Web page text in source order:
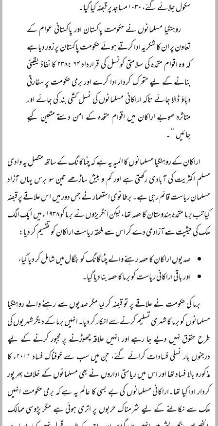
سکول جلائے گئے، ۱۰۳۰ مساجد پر قبضہ کیا گیا۔
روہنگیا مسلمانوں نے حکومت پاکستان اور پاکستانی عوام کے
تعاون پر ان کا شکریہ ادا کرتے ہوئے حکومت پاکستان پر زور دیا ہے
کہ وہ اقوام متحدہ کی سلامتی کونسل کی قرارداد ۶۴ :۲۳۸ کا نفاذ یقینی
بنانے کے لیے متحرک کردار ادا کرے اور برمی حکومت پر سفارتی
دباؤ ڈالا جائے تاکہ اراکانی مسلمانوں کی نسل کشی بند کی جائے اور
متاثرہ صوبے اراکان میں اقوام متحدہ کے امن دستے متعین کیے
جائیں ‘‘۔
اراکان کے روہنگیا مسلمانوں کا المیہ یہ ہے کہ چٹاگانگ کے ساتھ متصل یہ وادی
مسلم اکثریت کی آبادی رکھتی ہے اور کم و بیش ساڑھے تین سو برس یہاں آزاد
مسلمان ریاست قائم رہی ہے۔ برطانوی استعمار نے جس دور میں اس علاقے پر قبضہ
کیا تب برما متحدہ ہندوستان کا حصہ تھا، لیکن انگریزوں نے برما کو ۱۹۳۸ء میں ایک الگ
ملک کی حیثیت سے آزادی دے کر اس سے ملحقہ ریاست اراکان کو تقسیم کر دیا:
صدیوں اراکان کا حصہ رہنے والے چٹاگانگ کو بنگال میں شامل کر دیا گیا،
اور باقی اراکانی ریاست کو برما کا حصہ بنا دیا گیا۔
برما کی حکومت نے علاقے پر تو قبضہ کر لیا مگر صدیوں سے رہنے والے روہنگیا
مسلمانوں کو برما کا شہری تسلیم کرنے سے انکار کر دیا۔ انہیں برما کے دیگر شہریوں کی
طرح حقوق نہیں دیے جا رہے اور انہیں علاقہ چھوڑنے پر مجبور کرنے کے لیے
درجنوں بار نسلی فسادات کرائے گئے، جن میں سب سے خوفناک فساد ۲۰۱۲ء کا
مذکورہ بالا فساد تھا اور اس میں ریاستی اداروں نے بھی مسلمانوں کے خلاف بھرپور
کردار ادا کیا تھا۔اراکانی مسلمانوں کی بے بسی کا عالم یہ ہے کہ برمی حکومت انہیں
ملک سے نکالنے کے لیے شرمناک حربوں پر اتری ہوئی ہے مگر پڑوسی ممالک